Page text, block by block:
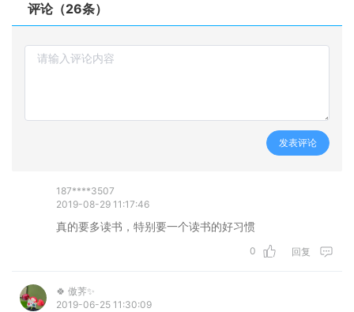
评论（26条）
发表评论
187****3507
2019-08-29 11:17:46
真的要多读书，特别要一个读书的好习惯
0 回复
🍀 傲荠✨
2019-06-25 11:30:09